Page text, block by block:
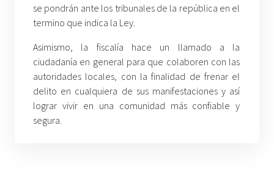
se pondrán ante los tribunales de la república en el
termino que indica la Ley.
Asimismo, la fiscalía hace un llamado a la
ciudadanía en general para que colaboren con las
autoridades locales, con la finalidad de frenar el
delito en cualquiera de sus manifestaciones y así
lograr vivir en una comunidad más confiable y
segura.